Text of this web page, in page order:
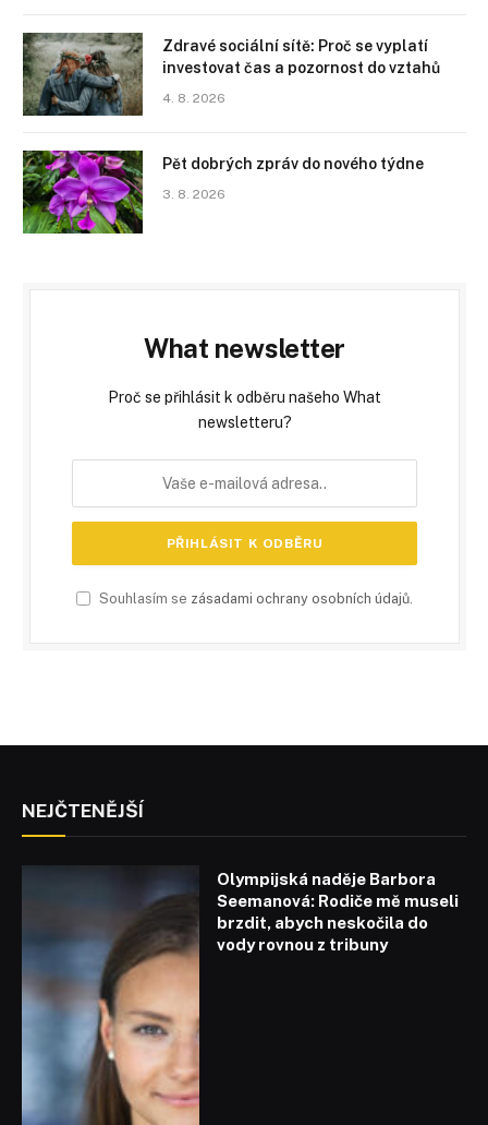
Zdravé sociální sítě: Proč se vyplatí
investovat čas a pozornost do vztahů
4. 8. 2026
Pět dobrých zpráv do nového týdne
3. 8. 2026
What newsletter
Proč se přihlásit k odběru našeho What
newsletteru?
Souhlasím se zásadami ochrany osobních údajů.
NEJČTENĚJŠÍ
Olympijská naděje Barbora
Seemanová: Rodiče mě museli
brzdit, abych neskočila do
vody rovnou z tribuny